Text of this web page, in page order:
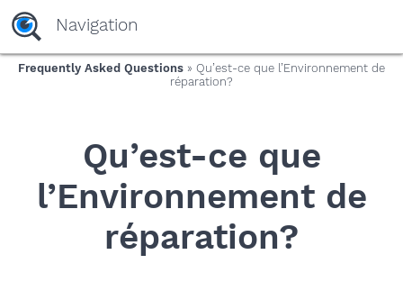
yaaaeag20
Navigation
Frequently Asked Questions » Qu’est-ce que l’Environnement de
réparation?
Qu’est-ce que
l’Environnement de
réparation?